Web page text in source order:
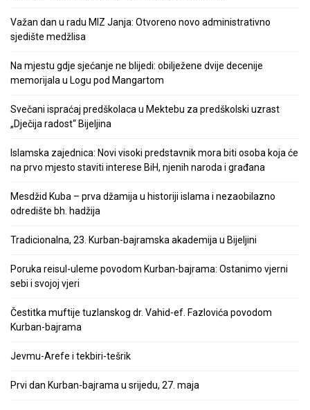
Važan dan u radu MIZ Janja: Otvoreno novo administrativno
sjedište medžlisa
Na mjestu gdje sjećanje ne blijedi: obilježene dvije decenije
memorijala u Logu pod Mangartom
Svečani ispraćaj predškolaca u Mektebu za predškolski uzrast
„Dječija radost“ Bijeljina
Islamska zajednica: Novi visoki predstavnik mora biti osoba koja će
na prvo mjesto staviti interese BiH, njenih naroda i građana
Mesdžid Kuba – prva džamija u historiji islama i nezaobilazno
odredište bh. hadžija
Tradicionalna, 23. Kurban-bajramska akademija u Bijeljini
Poruka reisul-uleme povodom Kurban-bajrama: Ostanimo vjerni
sebi i svojoj vjeri
Čestitka muftije tuzlanskog dr. Vahid-ef. Fazlovića povodom
Kurban-bajrama
Jevmu-Arefe i tekbiri-tešrik
Prvi dan Kurban-bajrama u srijedu, 27. maja